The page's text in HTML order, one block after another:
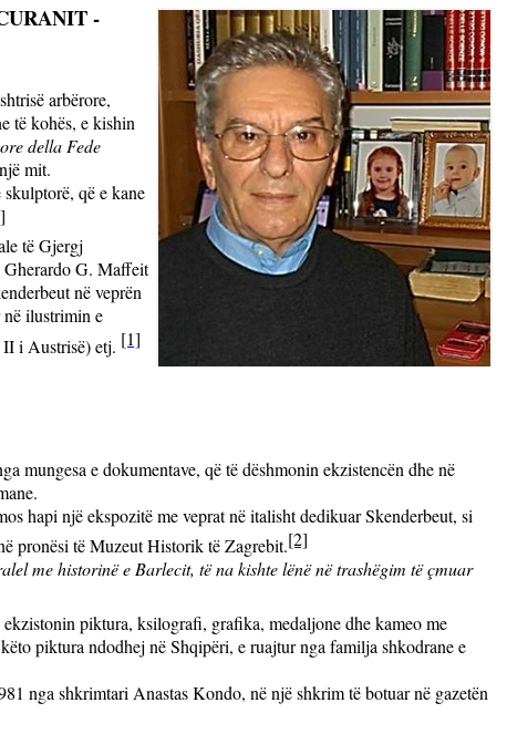
-
arbërore,
të kohës, e kishin
della Fede
mit.
që e kane
të Gjergj
Gherardo G. Maffeit
në veprën
ilustrimin e
II i Austrisë) etj. [1]
mungesa e dokumentave, që të dëshmonin ekzistencën dhe në
hapi një ekspozitë me veprat në italisht dedikuar Skenderbeut, si
pronësi të Muzeut Historik të Zagrebit.[2]
me historinë e Barlecit, të na kishte lënë në trashëgim të çmuar
piktura, ksilografi, grafika, medaljone dhe kameo me
piktura ndodhej në Shqipëri, e ruajtur nga familja shkodrane e
nga shkrimtari Anastas Kondo, në një shkrim të botuar në gazetën